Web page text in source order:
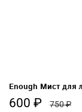
Enough Мист для
600 ₽ 750 ₽